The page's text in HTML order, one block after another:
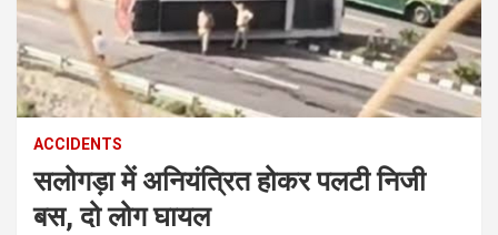
ACCIDENTS
सलोगड़ा में अनियंत्रित होकर पलटी निजी
बस, दो लोग घायल